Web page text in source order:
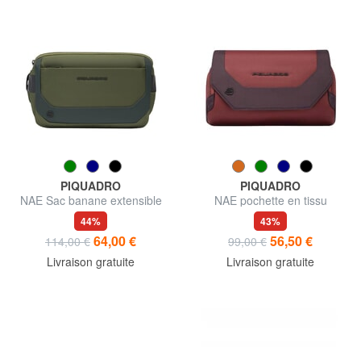
PIQUADRO
NAE Sac banane extensible
44%
114,00 € 64,00 €
Livraison gratuite
PIQUADRO
NAE pochette en tissu
43%
99,00 € 56,50 €
Livraison gratuite